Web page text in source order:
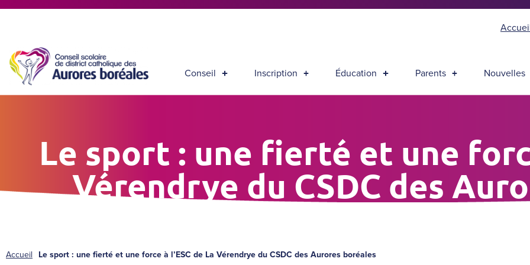
Conseil Inscription Éducation Parents Nouvelles
Le sport : une fierté et une
Vérendrye du CSDC des
Accueil Le sport : une fierté et une force à l’ESC de La Vérendrye du CSDC des Aurores boréales